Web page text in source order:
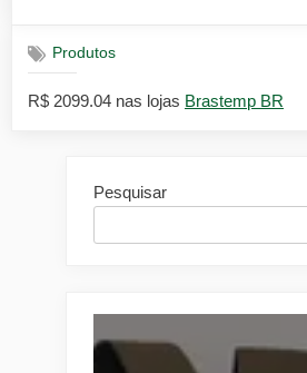
Produtos
R$ 2099.04 nas lojas Brastemp BR
Pesquisar